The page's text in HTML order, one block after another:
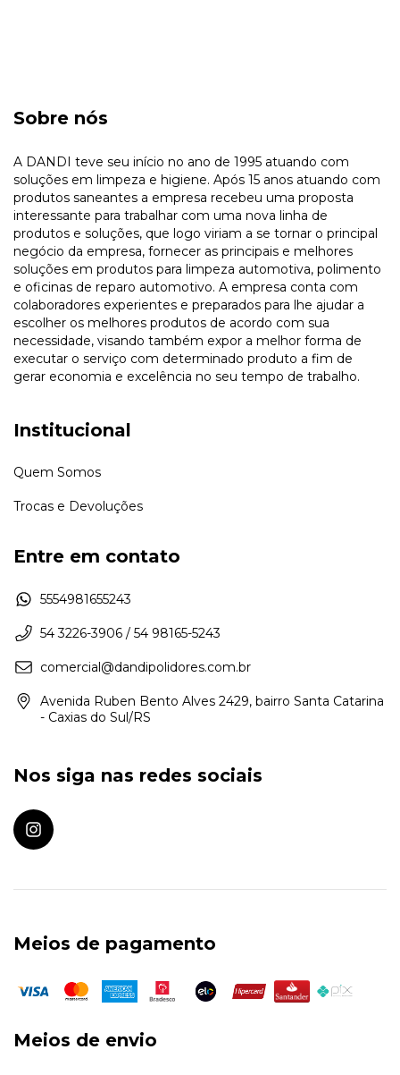
Sobre nós
A DANDI teve seu início no ano de 1995 atuando com
soluções em limpeza e higiene. Após 15 anos atuando com
produtos saneantes a empresa recebeu uma proposta
interessante para trabalhar com uma nova linha de
produtos e soluções, que logo viriam a se tornar o principal
negócio da empresa, fornecer as principais e melhores
soluções em produtos para limpeza automotiva, polimento
e oficinas de reparo automotivo. A empresa conta com
colaboradores experientes e preparados para lhe ajudar a
escolher os melhores produtos de acordo com sua
necessidade, visando também expor a melhor forma de
executar o serviço com determinado produto a fim de
gerar economia e excelência no seu tempo de trabalho.
Institucional
Quem Somos
Trocas e Devoluções
Entre em contato
5554981655243
54 3226-3906 / 54 98165-5243
comercial@dandipolidores.com.br
Avenida Ruben Bento Alves 2429, bairro Santa Catarina
- Caxias do Sul/RS
Nos siga nas redes sociais
Meios de pagamento
Meios de envio